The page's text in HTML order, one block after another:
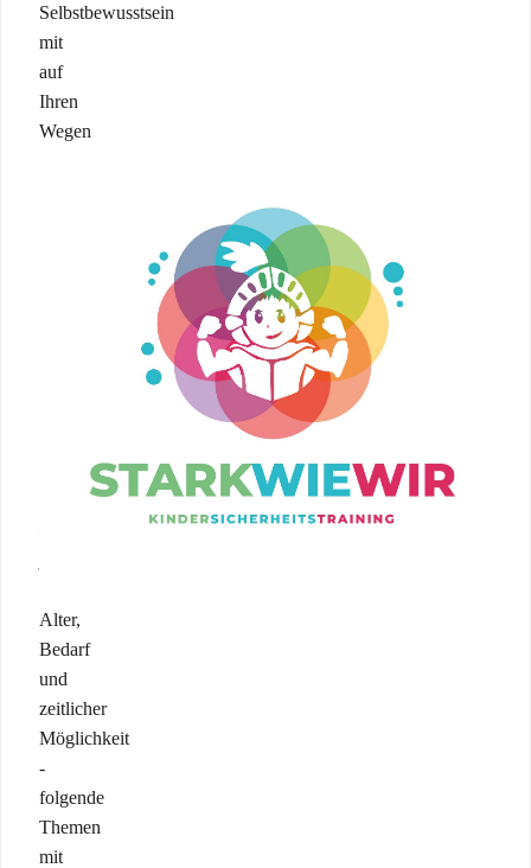
Selbstbewusstsein
mit
auf
Ihren
Wegen
altersgerecht
werden
Alter,
Bedarf
und
zeitlicher
Möglichkeit
-
folgende
Themen
mit